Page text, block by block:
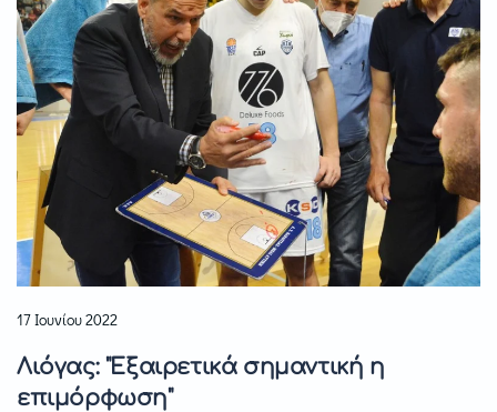
17 Ιουνίου 2022
Λιόγας: "Εξαιρετικά σημαντική η
επιμόρφωση"